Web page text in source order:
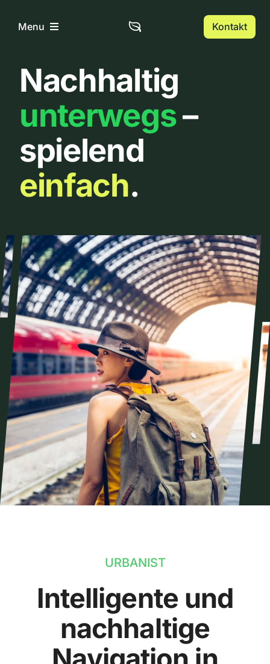
InhaltMenu
Home
Über uns
Urbanlist
Kontakt
Nachhaltig
unterwegs–
spielend
einfach.
URBANIST
Intelligente und
nachhaltige